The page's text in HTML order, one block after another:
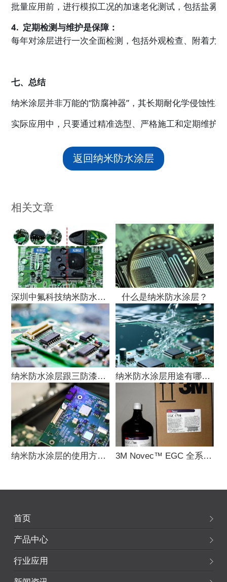
批量应用前，进行模拟工况的加速老化测试，包括盐雾
4.  定期检测与维护是保障：
每年对涂层进行一次全面检测，包括外观检查、附着力
七、总结
纳米涂层并非万能的“防腐神器”，其长期耐化学侵蚀性
实际应用中，只要通过精准选型、严格施工和定期维护
返回纳米防水涂层
相关文章
深圳中氟科技纳米防水涂层全系列型号功能特点应 什么是纳米防水涂层？
纳米防水涂层跟三防漆的区别是什么？ 纳米防水涂层用途有哪些？
纳米防水涂层的使用方法是什么？ 3M Novec™ EGC 全系列电子涂层官
首页
产品中心
行业应用